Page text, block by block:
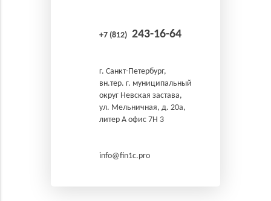
+7 (812) 243-16-64
г. Санкт-Петербург,
вн.тер. г. муниципальный
округ Невская застава,
ул. Мельничная, д. 20а,
литер А офис 7Н 3
info@fin1c.pro